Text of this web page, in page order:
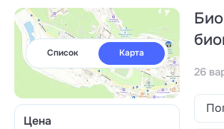
Список Карта
Цена
26